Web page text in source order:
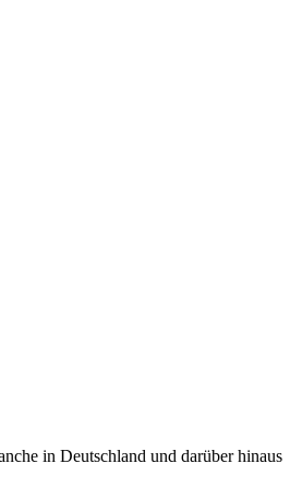
in Deutschland und darüber hinaus